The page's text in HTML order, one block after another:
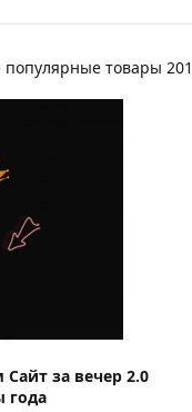
товары
за вечер 2.0
года